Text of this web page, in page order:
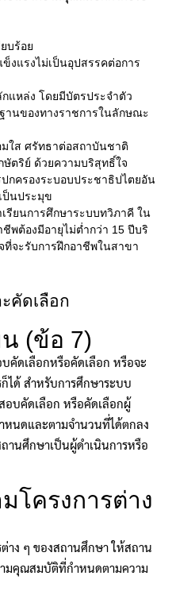
บร้อย
งแรงไม่เป็นอุปสรรคต่อการ
แหล่ง โดยมีบัตรประจำตัว
านของทางราชการในลักษณะ
มใส ศรัทธาต่อสถาบันชาติ
ตริย์ ด้วยความบริสุทธิ์ใจ
กครองระบอบประชาธิปไตยอัน
ป็นประมุข
รียนการศึกษาระบบทวิภาคี ใน
พต้องมีอายุไม่ต่ำกว่า 15 ปีบริ
จะรับการฝึกอาชีพในสาขา
คัดเลือก
น (ข้อ 7)
บคัดเลือกหรือคัดเลือก หรือจะ
ได้ สำหรับการศึกษาระบบ
อบคัดเลือก หรือคัดเลือกผู้
หนดและตามจำนวนที่ได้ตกลง
นศึกษาเป็นผู้ดำเนินการหรือ
โครงการต่าง
ต่าง ๆ ของสถานศึกษา ให้สถาน
ามคุณสมบัติที่กำหนดตามความ